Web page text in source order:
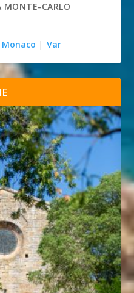
MONTE-CARLO
Monaco | Var